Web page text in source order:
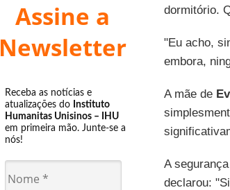
Assine a
Newsletter
Receba as notícias e
atualizações do Instituto
Humanitas Unisinos – IHU
em primeira mão. Junte-se a
nós!
dormitório.
"Eu acho,
embora,
A mãe de
A
declarou: